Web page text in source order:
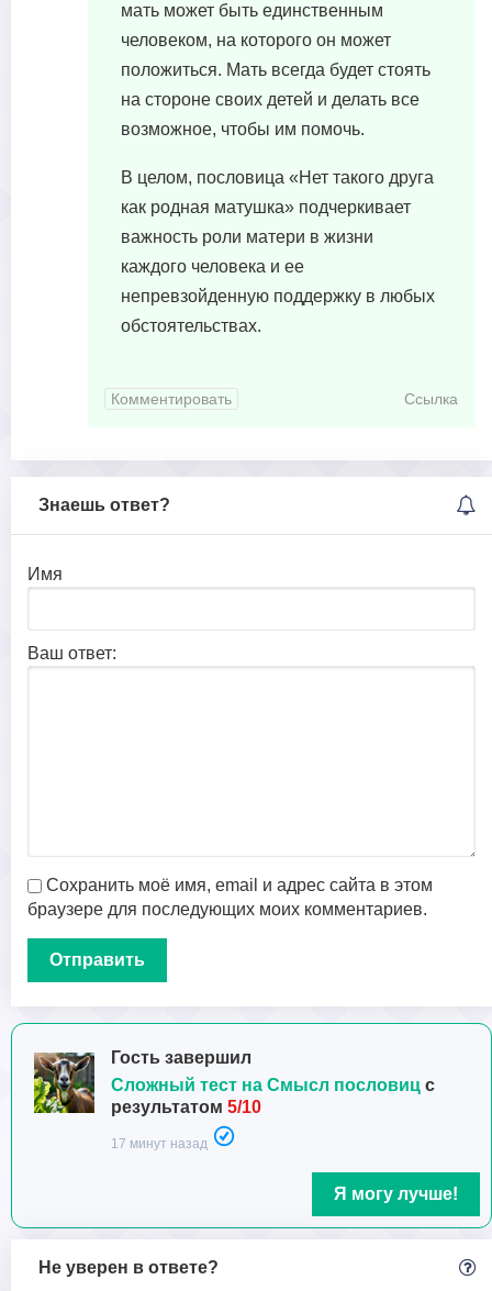
мать может быть единственным
человеком, на которого он может
положиться. Мать всегда будет стоять
на стороне своих детей и делать все
возможное, чтобы им помочь.
В целом, пословица «Нет такого друга
как родная матушка» подчеркивает
важность роли матери в жизни
каждого человека и ее
непревзойденную поддержку в любых
обстоятельствах.
Комментировать Ссылка
Знаешь ответ?
Имя
Ваш ответ:
Сохранить моё имя, email и адрес сайта в этом
браузере для последующих моих комментариев.
Гость завершил
Сложный тест на Смысл пословиц с
результатом 5/10
17 минут назад
Я могу лучше!
Не уверен в ответе?